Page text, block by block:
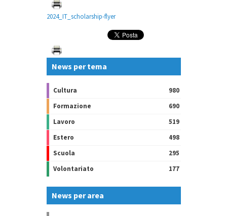
2024_IT_scholarship-flyer
News per tema
Cultura
980
Formazione
690
Lavoro
519
Estero
498
Scuola
295
Volontariato
177
News per area